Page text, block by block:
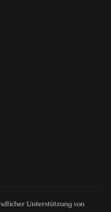
Unterstützung von